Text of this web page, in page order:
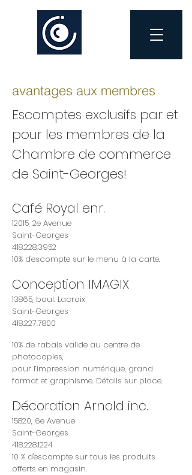
avantages aux membres
Escomptes exclusifs par et
pour les membres de la
Chambre de commerce
de Saint-Georges!
Café Royal enr.
12015, 2e Avenue
Saint-Georges
418.228.3952
10% d'escompte sur le menu à la carte.
Conception IMAGIX
13865, boul. Lacroix
Saint-Georges
418.227.7800
10% de rabais valide au centre de
photocopies,
pour l’impression numérique, grand
format et graphisme. Détails sur place.
Décoration Arnold inc.
15820, 6e Avenue
Saint-Georges
418.228.1224
10 % d'escompte sur tous les produits
offerts en magasin.